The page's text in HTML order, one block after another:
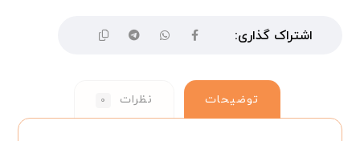
توضیحات نظرات ۰